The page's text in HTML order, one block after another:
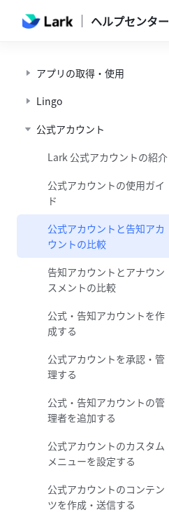
ヘルプセンター
アプリの取得・使用
Lingo
公式アカウント
Lark 公式アカウントの紹介
公式アカウントの使用ガイ
ド
公式アカウントと告知アカ
ウントの比較
告知アカウントとアナウン
スメントの比較
公式・告知アカウントを作
成する
公式アカウントを承認・管
理する
公式・告知アカウントの管
理者を追加する
公式アカウントのカスタム
メニューを設定する
公式アカウントのコンテン
ツを作成・送信する